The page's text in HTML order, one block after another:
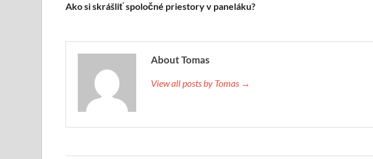
Ako si skrášliť spoločné priestory v paneláku?
About Tomas
View all posts by Tomas →